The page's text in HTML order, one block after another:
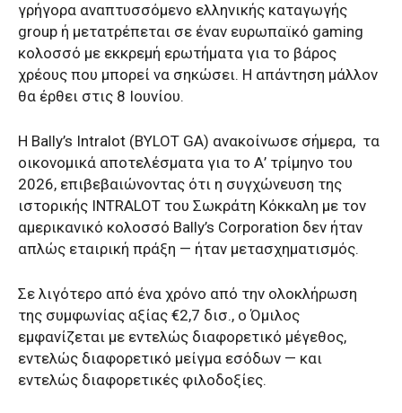
γρήγορα αναπτυσσόμενο ελληνικής καταγωγής
group ή μετατρέπεται σε έναν ευρωπαϊκό gaming
κολοσσό με εκκρεμή ερωτήματα για το βάρος
χρέους που μπορεί να σηκώσει. Η απάντηση μάλλον
θα έρθει στις 8 Ιουνίου.
Η Bally’s Intralot (BYLOT GA) ανακοίνωσε σήμερα, τα
οικονομικά αποτελέσματα για το Α’ τρίμηνο του
2026, επιβεβαιώνοντας ότι η συγχώνευση της
ιστορικής INTRALOT του Σωκράτη Κόκκαλη με τον
αμερικανικό κολοσσό Bally’s Corporation δεν ήταν
απλώς εταιρική πράξη — ήταν μετασχηματισμός.
Σε λιγότερο από ένα χρόνο από την ολοκλήρωση
της συμφωνίας αξίας €2,7 δισ., ο Όμιλος
εμφανίζεται με εντελώς διαφορετικό μέγεθος,
εντελώς διαφορετικό μείγμα εσόδων — και
εντελώς διαφορετικές φιλοδοξίες.